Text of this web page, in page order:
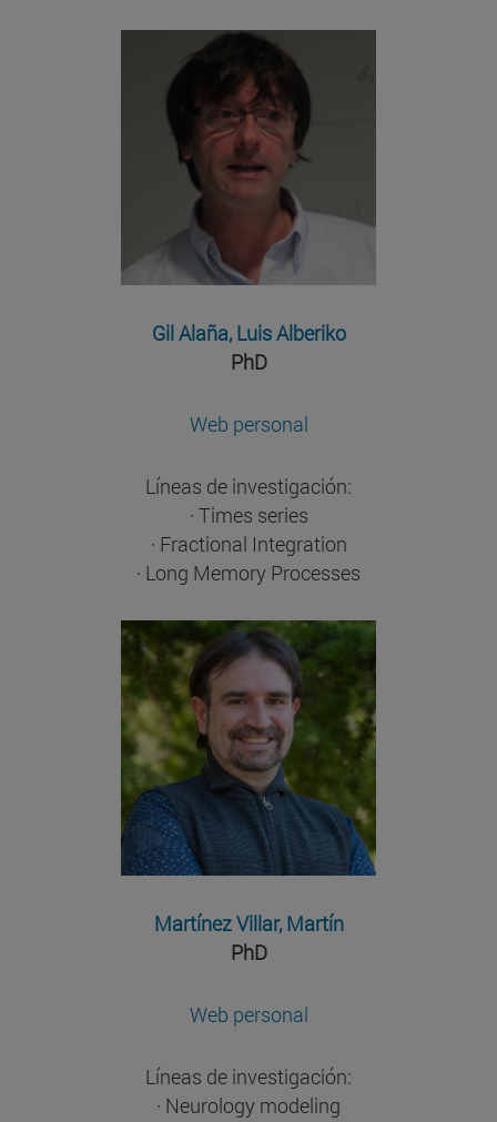
Gil Alaña, Luis Alberiko
PhD
Web personal
Líneas de investigación:
· Times series
· Fractional Integration
· Long Memory Processes
Martínez Villar, Martín
PhD
Web personal
Líneas de investigación:
· Neurology modeling